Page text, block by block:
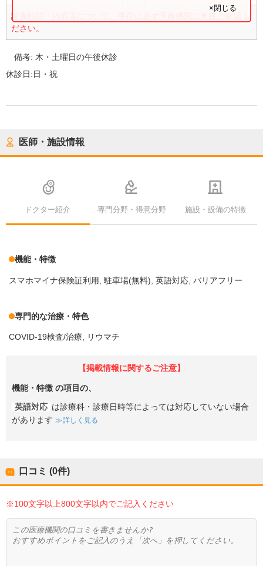
診療時間・内容等について、事前に必ず医療機関に直接ご確認く
ださい。
×閉じる
備考: 木・土曜日の午後休診
休診日:日・祝
医師・施設情報
ドクター紹介 専門分野・得意分野 施設・設備の特徴
機能・特徴
スマホマイナ保険証利用 駐車場(無料) 英語対応 バリアフリー
専門的な治療・特色
COVID-19検査/治療 リウマチ
【掲載情報に関するご注意】
機能・特徴 の項目の、
英語対応 は診療科・診療日時等によっては対応していない場合
があります
詳しく見る
口コミ (0件)
※100文字以上800文字以内でご記入ください